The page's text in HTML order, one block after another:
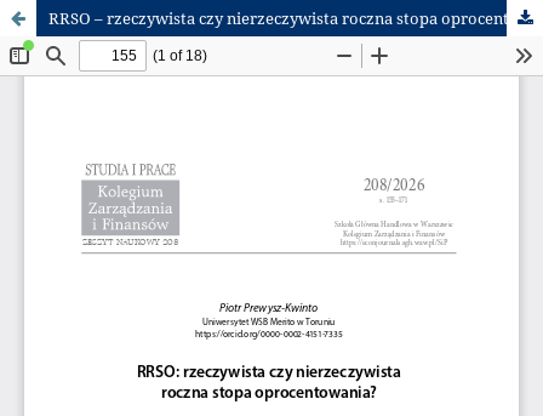
RRSO – rzeczywista czy nierzeczywista roczna stopa oprocentowania?